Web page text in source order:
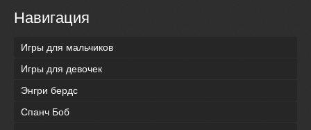
Навигация
Игры для мальчиков
Игры для девочек
Энгри бердс
Спанч Боб